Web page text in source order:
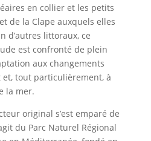
en collier et les petits
de la Clape auxquels elles
d’autres littoraux, ce
est confronté de plein
aux changements
et, tout particulièrement, à
la mer.
original s’est emparé de
du Parc Naturel Régional